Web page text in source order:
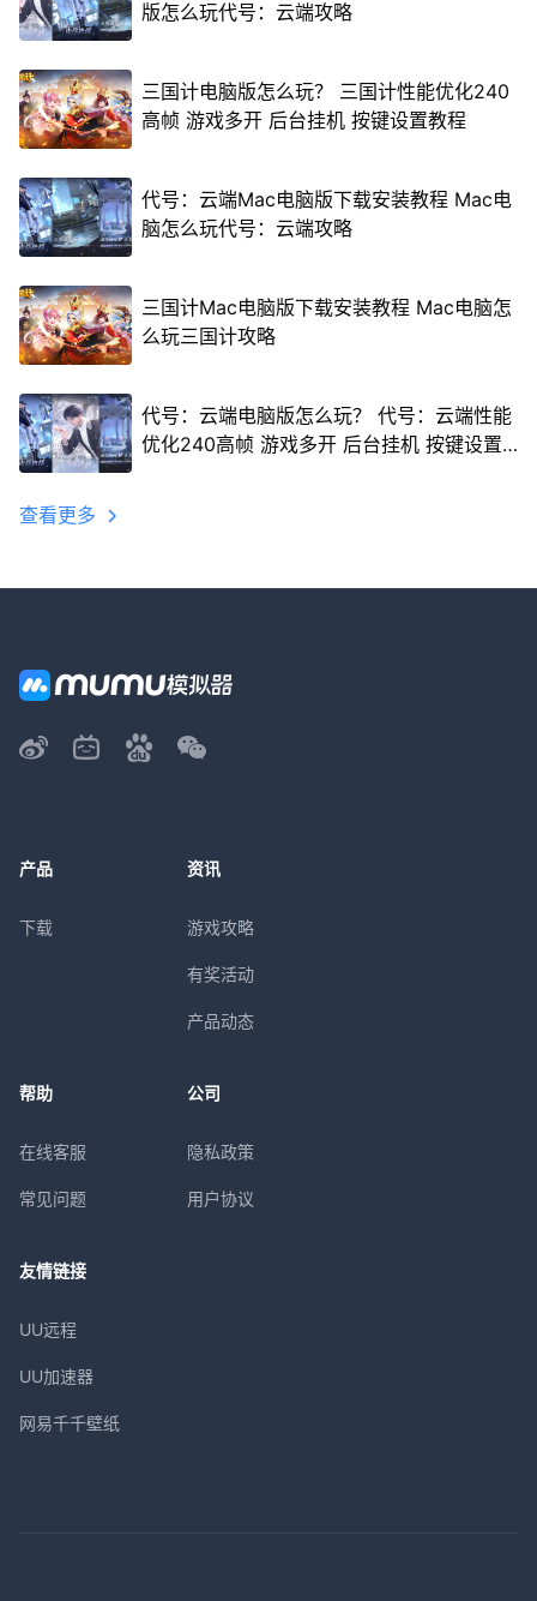
版怎么玩代号：云端攻略
三国计电脑版怎么玩？ 三国计性能优化240
高帧 游戏多开 后台挂机 按键设置教程
代号：云端Mac电脑版下载安装教程 Mac电
脑怎么玩代号：云端攻略
三国计Mac电脑版下载安装教程 Mac电脑怎
么玩三国计攻略
代号：云端电脑版怎么玩？ 代号：云端性能
优化240高帧 游戏多开 后台挂机 按键设置
查看更多
产品
下载
资讯
游戏攻略
有奖活动
产品动态
帮助
在线客服
常见问题
公司
隐私政策
用户协议
友情链接
UU远程
UU加速器
网易千千壁纸